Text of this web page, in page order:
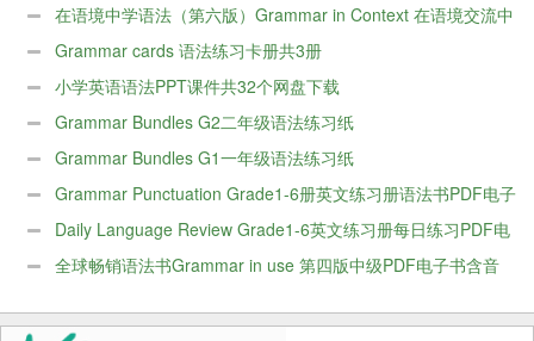
在语境中学语法（第六版）Grammar in Context 在语境交流中
把语法用准确
Grammar cards 语法练习卡册共3册
小学英语语法PPT课件共32个网盘下载
Grammar Bundles G2二年级语法练习纸
Grammar Bundles G1一年级语法练习纸
Grammar Punctuation Grade1-6册英文练习册语法书PDF电子
版
Daily Language Review Grade1-6英文练习册每日练习PDF电
子版全球畅销语法书Grammar in use 第四版中级PDF电子书含音